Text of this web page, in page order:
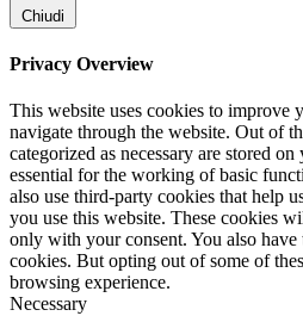
Chiudi
Privacy Overview
This website uses cookies to improve
navigate through the website. Out of
categorized as necessary are stored
essential for the working of basic
also use third-party cookies that help
you use this website. These cookies
only with your consent. You also
cookies. But opting out of some of
browsing experience.
Necessary